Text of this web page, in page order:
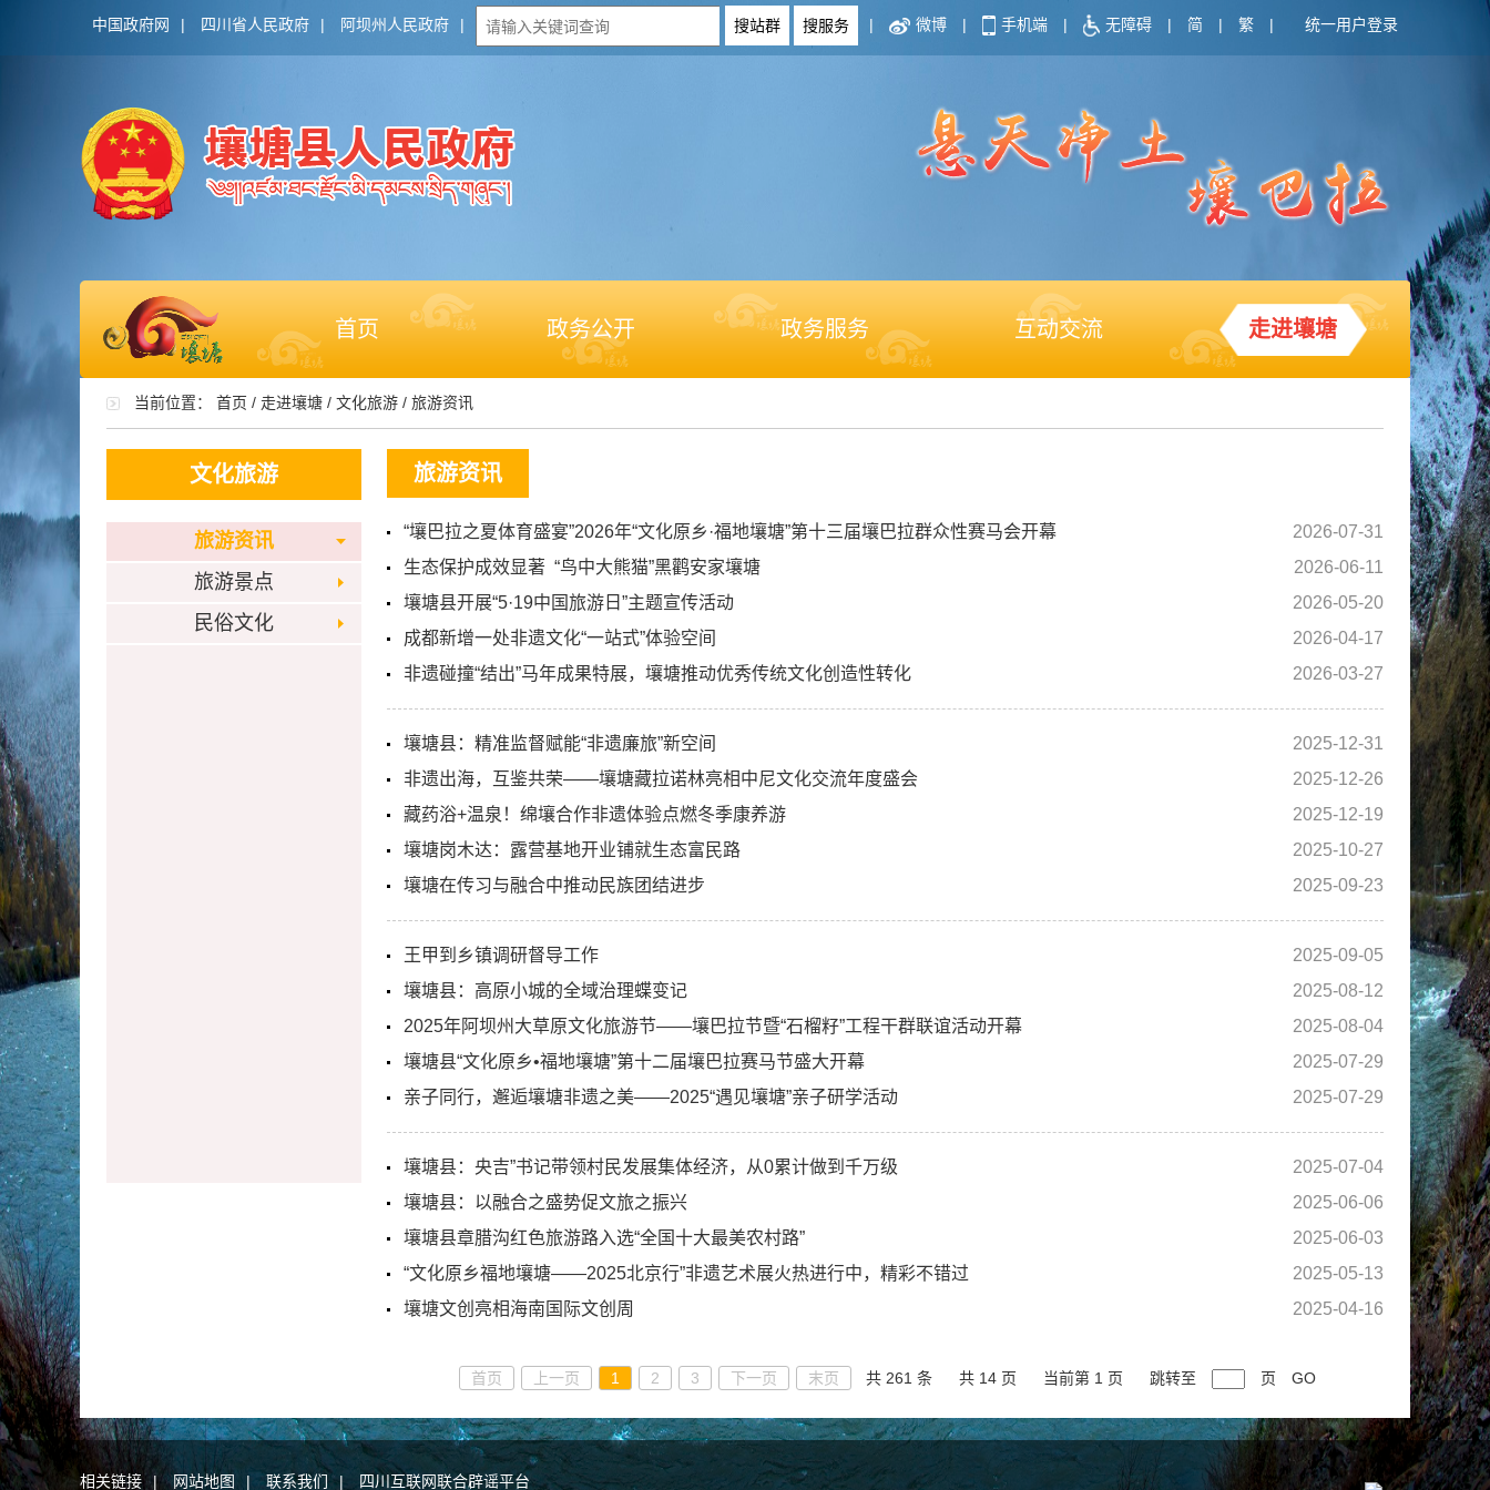
中国政府网 | 四川省人民政府 | 阿坝州人民政府 | | 微博 | 手机端 | 无障碍 | 简 | 繁 | 统一用户登录
首页 政务公开 政务服务 互动交流 走进壤塘
当前位置： 首页 / 走进壤塘 / 文化旅游 / 旅游资讯
文化旅游
旅游资讯
旅游景点
民俗文化
旅游资讯
“壤巴拉之夏体育盛宴”2026年“文化原乡·福地壤塘”第十三届壤巴拉群众性赛马会开幕
2026-07-31
生态保护成效显著 “鸟中大熊猫”黑鹳安家壤塘
2026-06-11
壤塘县开展“5·19中国旅游日”主题宣传活动
2026-05-20
成都新增一处非遗文化“一站式”体验空间
2026-04-17
非遗碰撞“结出”马年成果特展，壤塘推动优秀传统文化创造性转化
2026-03-27
壤塘县：精准监督赋能“非遗廉旅”新空间
2025-12-31
非遗出海，互鉴共荣——壤塘藏拉诺林亮相中尼文化交流年度盛会
2025-12-26
藏药浴+温泉！绵壤合作非遗体验点燃冬季康养游
2025-12-19
壤塘岗木达：露营基地开业铺就生态富民路​
2025-10-27
壤塘在传习与融合中推动民族团结进步
2025-09-23
王甲到乡镇调研督导工作
2025-09-05
壤塘县：高原小城的全域治理蝶变记
2025-08-12
2025年阿坝州大草原文化旅游节——壤巴拉节暨“石榴籽”工程干群联谊活动开幕
2025-08-04
壤塘县“文化原乡•福地壤塘”第十二届壤巴拉赛马节盛大开幕
2025-07-29
亲子同行，邂逅壤塘非遗之美——2025“遇见壤塘”亲子研学活动
2025-07-29
壤塘县：央吉”书记带领村民发展集体经济，从0累计做到千万级
2025-07-04
壤塘县：以融合之盛势促文旅之振兴
2025-06-06
壤塘县章腊沟红色旅游路入选“全国十大最美农村路”
2025-06-03
“文化原乡福地壤塘——2025北京行”非遗艺术展火热进行中，精彩不错过
2025-05-13
壤塘文创亮相海南国际文创周
2025-04-16
首页 上一页 1 2 3 下一页 末页 共 261 条 共 14 页 当前第 1 页 跳转至 页 GO
相关链接 | 网站地图 | 联系我们 | 四川互联网联合辟谣平台